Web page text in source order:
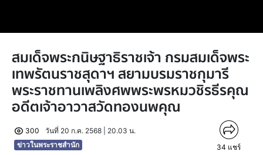
สมเด็จพระกนิษฐาธิราชเจ้า กรมสมเด็จพระ
เทพรัตนราชสุดาฯ สยามบรมราชกุมารี
พระราชทานเพลิงศพพระพรหมวชิรธีรคุณ
อดีตเจ้าอาวาสวัดทองนพคุณ
300
วันที่ 20 ก.ค. 2568 | 20.03 น.
ข่าวในพระราชสำนัก
34 แชร์